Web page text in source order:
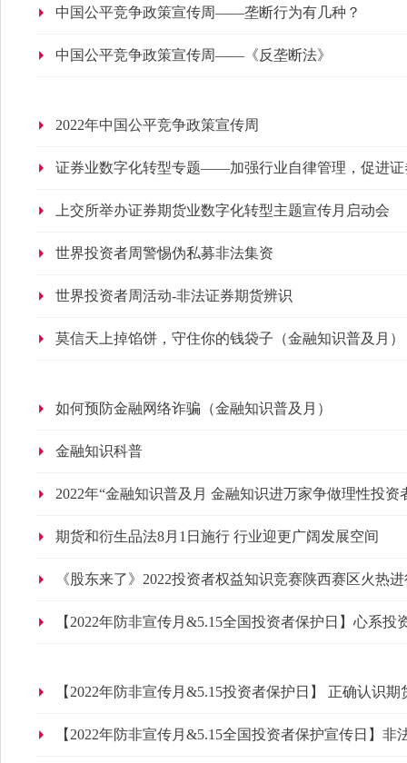
中国公平竞争政策宣传周——垄断行为有几种？
中国公平竞争政策宣传周——《反垄断法》
2022年中国公平竞争政策宣传周
证券业数字化转型专题——加强行业自律管理，促进证
上交所举办证券期货业数字化转型主题宣传月启动会
世界投资者周警惕伪私募非法集资
世界投资者周活动-非法证券期货辨识
莫信天上掉馅饼，守住你的钱袋子（金融知识普及月）
如何预防金融网络诈骗（金融知识普及月）
金融知识科普
2022年“金融知识普及月 金融知识进万家争做理性投
期货和衍生品法8月1日施行 行业迎更广阔发展空间
《股东来了》2022投资者权益知识竞赛陕西赛区火热
【2022年防非宣传月&5.15全国投资者保护日】心系
【2022年防非宣传月&5.15投资者保护日】 正确认识期
【2022年防非宣传月&5.15全国投资者保护宣传日】